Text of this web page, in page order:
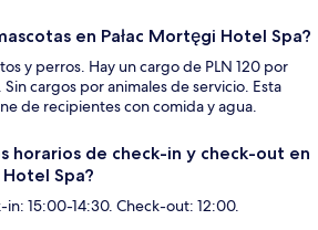
en Pałac Mortęgi Hotel Spa?
y perros. Hay un cargo de PLN 120 por
cargos por animales de servicio. Esta
de recipientes con comida y agua.
horarios de check-in y check-out en
Spa?
in: 15:00-14:30. Check-out: 12:00.